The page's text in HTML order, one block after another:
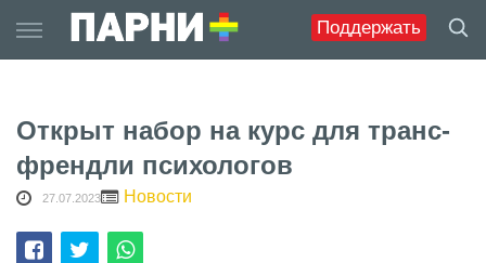
Поддержать
to
content
Открыт набор на курс для транс-
френдли психологов
27.07.2023 Новости